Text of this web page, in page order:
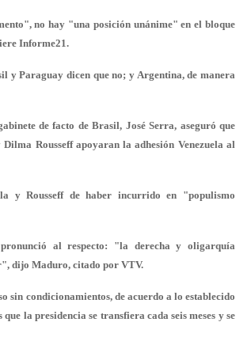
no hay "una posición unánime" en el bloque
Informe21.
y Paraguay dicen que no; y Argentina, de manera
de facto de Brasil, José Serra, aseguró que
Rousseff apoyaran la adhesión Venezuela al
y Rousseff de haber incurrido en "populismo
al respecto: "la derecha y oligarquía
dijo Maduro, citado por VTV.
sin condicionamientos, de acuerdo a lo establecido
la presidencia se transfiera cada seis meses y se